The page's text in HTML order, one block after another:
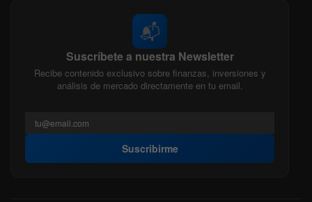
📬
Suscríbete a nuestra Newsletter
Recibe contenido exclusivo sobre finanzas, inversiones y
análisis de mercado directamente en tu email.
Suscribirme